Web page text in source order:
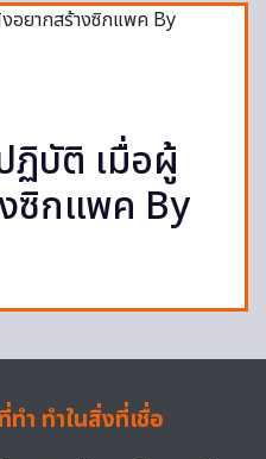
ฏิบัติ เมื่อผู้
ซิกแพค By
ำ ทำในสิ่งที่เชื่อ